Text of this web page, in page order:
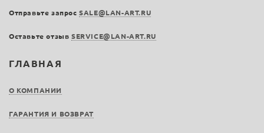
ГЛАВНАЯ
О КОМПАНИИ
ГАРАНТИЯ И ВОЗВРАТ
Отправьте запросSALE@LAN-ART.RU
Оставьте отзыв SERVICE@LAN-ART.RU